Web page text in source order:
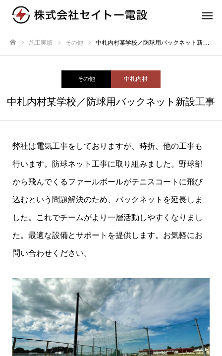
施工実績 その他 中札内村某学校／防球用バックネット新設工事
その他 中札内村
中札内村某学校／防球用バックネット新設工事
弊社は電気工事をしておりますが、時折、他の工事も
行います。防球ネット工事に取り組みました。野球部
から飛んでくるファールボールがテニスコートに飛び
込むという問題解決のため、バックネットを延長しま
した。これでチームがより一層活動しやすくなりまし
た。最適な設備とサポートを提供します。お気軽にお
問い合わせください。